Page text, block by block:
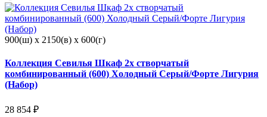
900(ш) x 2150(в) x 600(г)
Коллекция Севилья Шкаф 2х створчатый
комбинированный (600) Холодный Серый/Форте Лигурия
(Набор)
28 854 ₽